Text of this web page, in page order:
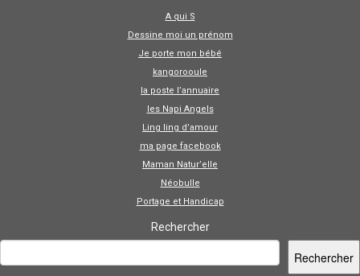
A qui S
Dessine moi un prénom
Je porte mon bébé
kangorooule
la poste l’annuaire
les Napi Angels
Ling ling d’amour
ma page facebook
Maman Natur’elle
Néobulle
Portage et Handicap
Rechercher
Rechercher